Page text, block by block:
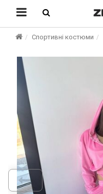
Спортивні костюми